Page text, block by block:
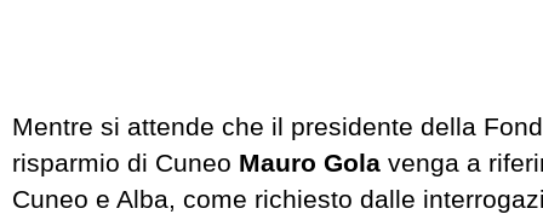
Mentre si attende che il presidente della
risparmio di Cuneo Mauro Gola venga a
Cuneo e Alba, come richiesto dalle